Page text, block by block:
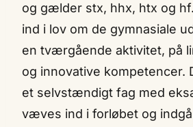
og gælder stx, hhx, htx og
ind i lov om de gymnasiale
en tværgående aktivitet, på
og innovative kompetencer.
et selvstændigt fag med
væves ind i forløbet og